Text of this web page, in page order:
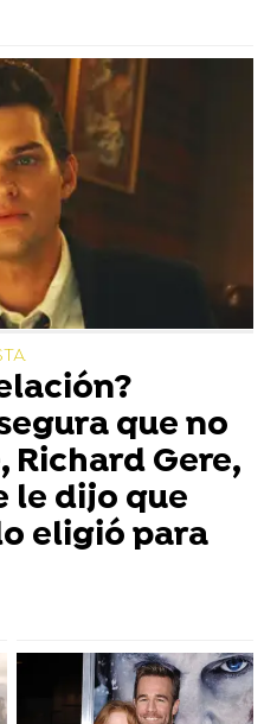
que no
Richard Gere,
le dijo que
eligió para